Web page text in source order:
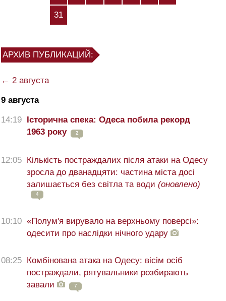
31
АРХИВ ПУБЛИКАЦИЙ:
← 2 августа
9 августа
14:19 Історична спека: Одеса побила рекорд
1963 року
2
12:05 Кількість постраждалих після атаки на Одесу
зросла до дванадцяти: частина міста досі
залишається без світла та води (оновлено)
4
10:10 «Полум'я вирувало на верхньому поверсі»:
одесити про наслідки нічного удару
08:25 Комбінована атака на Одесу: вісім осіб
постраждали, рятувальники розбирають
завали
7